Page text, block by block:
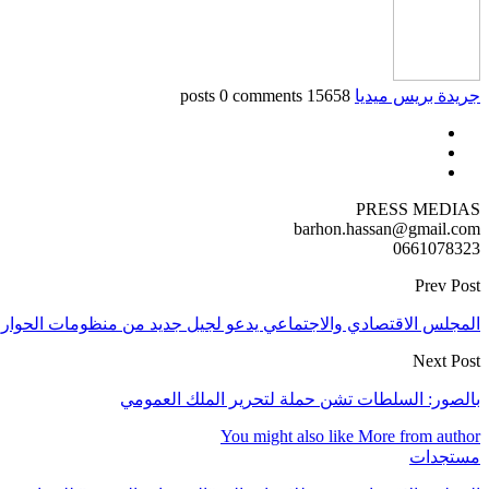
جريدة بريس ميديا 15658 posts
0 comments
PRESS MEDIAS
barhon.hassan@gmail.com
0661078323
Prev Post
المجلس الاقتصادي والاجتماعي يدعو لجيل جديد من منظومات الحوار
Next Post
بالصور: السلطات تشن حملة لتحرير الملك العمومي
You might also like More from author
مستجدات